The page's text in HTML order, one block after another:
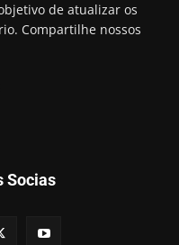
de atualizar os
Compartilhe nossos
Socias